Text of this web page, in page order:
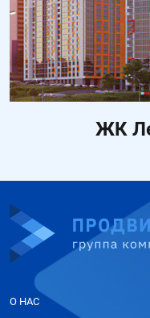
ЖК
О НАС